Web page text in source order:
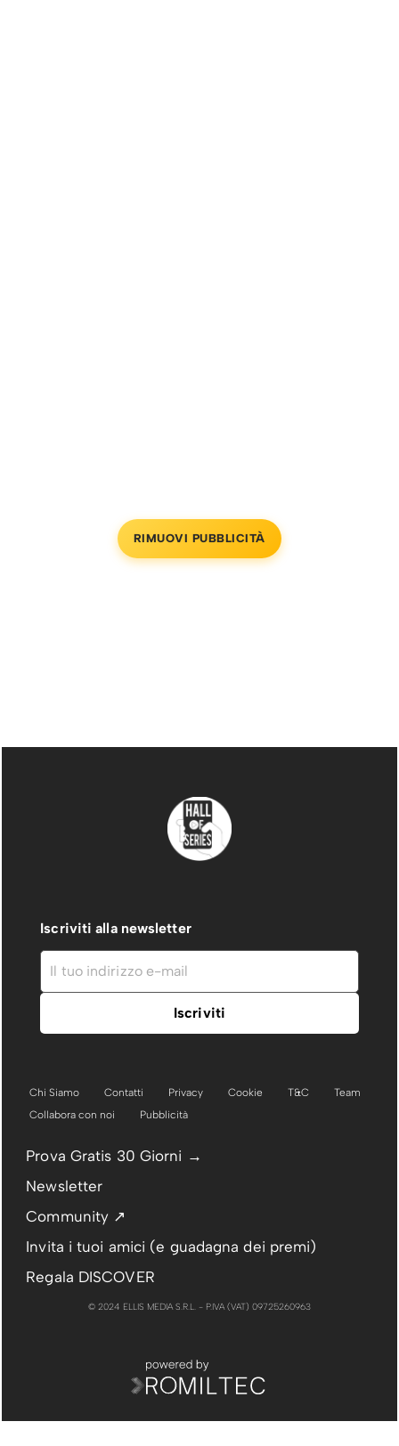
RIMUOVI PUBBLICITÀ
Iscriviti alla newsletter
Chi Siamo Contatti Privacy Cookie T&C
Team
Collabora con noi
Pubblicità
Prova Gratis 30 Giorni →
Newsletter
Community ↗
Invita i tuoi amici (e guadagna dei premi)
Regala DISCOVER
© 2024 ELLIS MEDIA S.R.L. - P.IVA (VAT) 09725260963